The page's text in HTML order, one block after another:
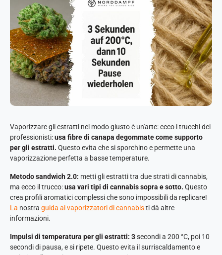
Vaporizzare gli estratti nel modo giusto è un'arte: ecco i trucchi dei
professionisti:usa fibre di canapa degommate come supporto
per gli estratti. Questo evita che si sporchino e permette una
vaporizzazione perfetta a basse temperature.
Metodo sandwich 2.0: metti gli estratti tra due strati di cannabis,
ma ecco il trucco:usa vari tipi di cannabis sopra e sotto. Questo
crea profili aromatici complessi che sono impossibili da replicare!
La nostra guida ai vaporizzatori di cannabisti dà altre
informazioni.
Impulsi di temperatura per gli estratti: 3secondi a 200 °C, poi 10
secondi di pausa, e si ripete. Questo evita il surriscaldamento e